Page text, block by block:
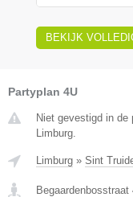
BEKIJK
Partyplan 4U
Niet gevestigd in
Limburg.
Limburg » Sint
Begaardenbosstraat